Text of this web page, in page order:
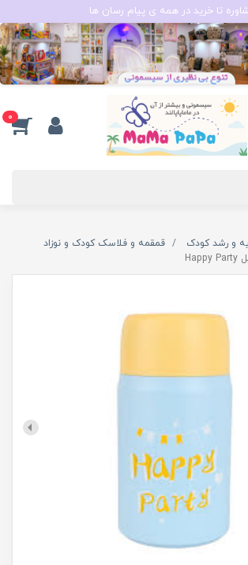
تا خرید در همه ی پیام رسان ها
0
و رشد کودک
قمقمه و فلاسک کودک و نوزاد